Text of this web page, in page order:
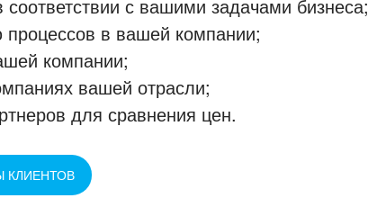
с вашими задачами бизнеса;
в вашей компании;
компании;
вашей отрасли;
для сравнения цен.
КЛИЕНТОВ